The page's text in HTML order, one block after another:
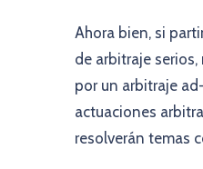
Ahora bien, si
de arbitraje
por un arbitraje
actuaciones
resolverán temas